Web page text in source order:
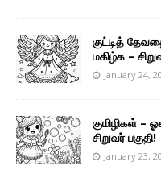
குட்டித்
மகிழ்க –
January 24,
குமிழிகள் –
சிறுவர் பகுதி!
January 23,